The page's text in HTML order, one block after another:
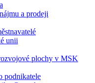
a prodeji
unii
plochy v MSK
podnikatele